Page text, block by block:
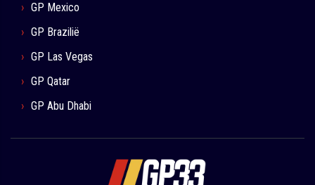
GP Mexico
GP Brazilië
GP Las Vegas
GP Qatar
GP Abu Dhabi